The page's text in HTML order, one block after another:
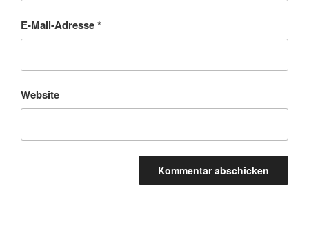
E-Mail-Adresse*
Website